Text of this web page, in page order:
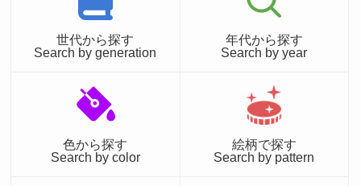
世代から探す
Search by generation
年代から探す
Search by year
色から探す
Search by color
絵柄で探す
Search by pattern